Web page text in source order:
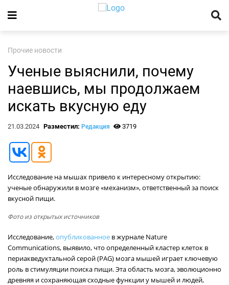
Прочие новости
Ученые выяснили, почему
наевшись, мы продолжаем
искать вкусную еду
21.03.2024 Разместил: Редакция 3719
Исследование на мышах привело к интересному открытию:
ученые обнаружили в мозге «механизм», ответственный за поиск
вкусной пищи.
Фото из открытых источников
Исследование,опубликованное в журнале Nature
Communications, выявило, что определенный кластер клеток в
периакведуктальной серой (PAG) мозга мышей играет ключевую
роль в стимуляции поиска пищи. Эта область мозга, эволюционно
древняя и сохраняющая сходные функции у мышей и людей,